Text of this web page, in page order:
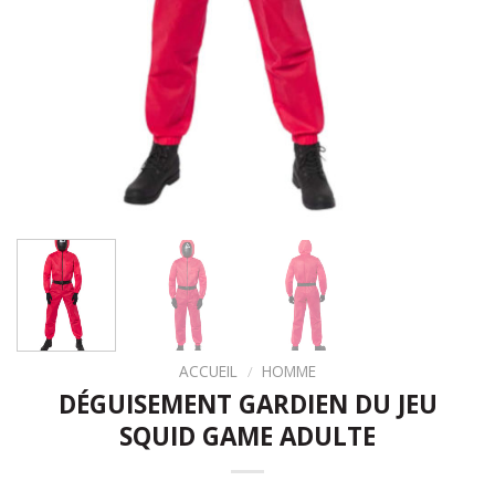
ACCUEIL / HOMME
DÉGUISEMENT GARDIEN DU JEU
SQUID GAME ADULTE